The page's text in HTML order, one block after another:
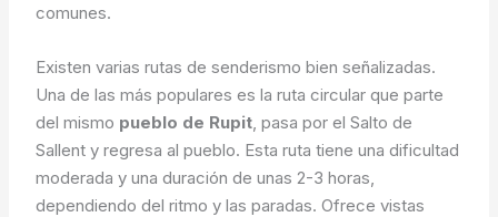
comunes.
Existen varias rutas de senderismo bien señalizadas.
Una de las más populares es la ruta circular que parte
del mismo pueblo de Rupit, pasa por el Salto de
Sallent y regresa al pueblo. Esta ruta tiene una dificultad
moderada y una duración de unas 2-3 horas,
dependiendo del ritmo y las paradas. Ofrece vistas